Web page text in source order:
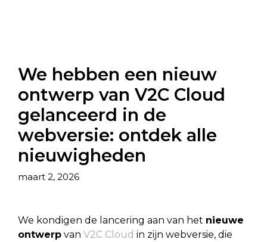
We hebben een nieuw
ontwerp van V2C Cloud
gelanceerd in de
webversie: ontdek alle
nieuwigheden
maart 2, 2026
We kondigen de lancering aan van het nieuwe
ontwerp van V2C Cloud in zijn webversie, die